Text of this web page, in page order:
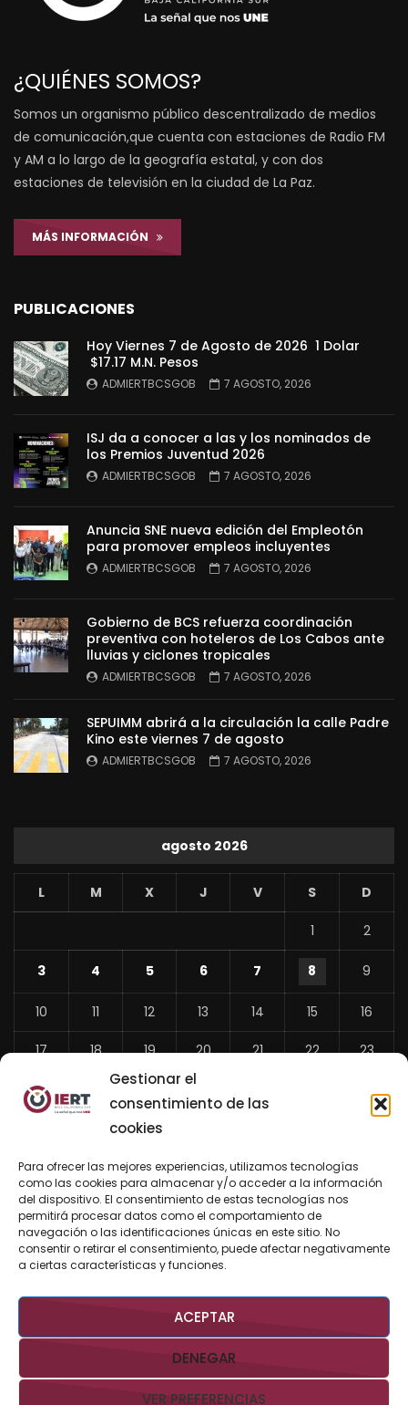
Gestionar el
consentimiento de las
cookies
Para ofrecer las mejores experiencias, utilizamos tecnologías
como las cookies para almacenar y/o acceder a la información
del dispositivo. El consentimiento de estas tecnologías nos
permitirá procesar datos como el comportamiento de
navegación o las identificaciones únicas en este sitio. No
consentir o retirar el consentimiento, puede afectar negativamente
a ciertas características y funciones.
ACEPTAR
DENEGAR
VER PREFERENCIAS
¿QUIÉNES SOMOS?
Somos un organismo público descentralizado de medios
de comunicación,que cuenta con estaciones de Radio FM
y AM a lo largo de la geografía estatal, y con dos
estaciones de televisión en la ciudad de La Paz.
MÁS INFORMACIÓN
PUBLICACIONES
Hoy Viernes 7 de Agosto de 2026 1 Dolar
$17.17 M.N. Pesos
ADMIERTBCSGOB 7 AGOSTO, 2026
ISJ da a conocer a las y los nominados de
los Premios Juventud 2026
ADMIERTBCSGOB 7 AGOSTO, 2026
Anuncia SNE nueva edición del Empleotón
para promover empleos incluyentes
ADMIERTBCSGOB 7 AGOSTO, 2026
Gobierno de BCS refuerza coordinación
preventiva con hoteleros de Los Cabos ante
lluvias y ciclones tropicales
ADMIERTBCSGOB 7 AGOSTO, 2026
SEPUIMM abrirá a la circulación la calle Padre
Kino este viernes 7 de agosto
ADMIERTBCSGOB 7 AGOSTO, 2026
agosto 2026
L M X J V S D
1 2
3 4 5 6 7 8 9
10 11 12 13 14 15 16
17 18 19 20 21 22 23
24 26 27
«
Jul
BUSCAR AHORA